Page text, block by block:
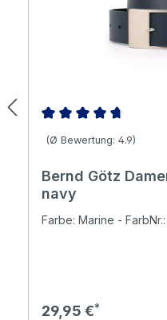
Durchschnittliche
(Ø Bewertung: 4.9)
Bernd Götz
navy
Farbe: Marine -
Regulärer Preis:
29,95 €